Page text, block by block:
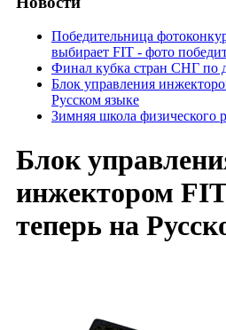
Победительница
выбирает FIT - фото
Финал кубка стран СНГ по
Блок управления
Русском языке
Зимняя школа физического
Блок
инжектором
теперь на